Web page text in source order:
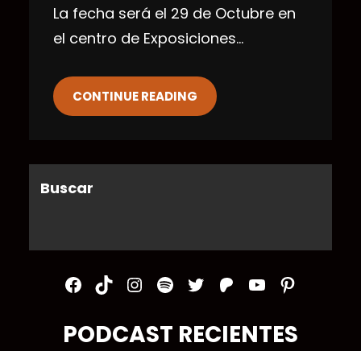
La fecha será el 29 de Octubre en
el centro de Exposiciones…
CONTINUE READING
Buscar
Facebook TikTok Instagram Spotify Twitter Patreon YouTube Pinterest
PODCAST RECIENTES